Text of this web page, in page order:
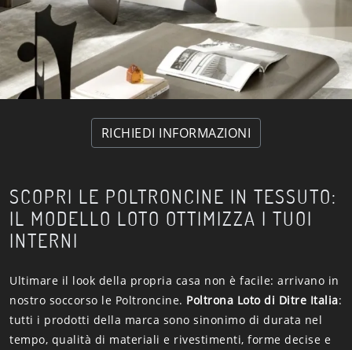
RICHIEDI INFORMAZIONI
SCOPRI LE POLTRONCINE IN TESSUTO:
IL MODELLO LOTO OTTIMIZZA I TUOI
INTERNI
Ultimare il look della propria casa non è facile: arrivano in
nostro soccorso le Poltroncine. Poltrona Loto di Ditre Italia:
tutti i prodotti della marca sono sinonimo di durata nel
tempo, qualità di materiali e rivestimenti, forme decise e